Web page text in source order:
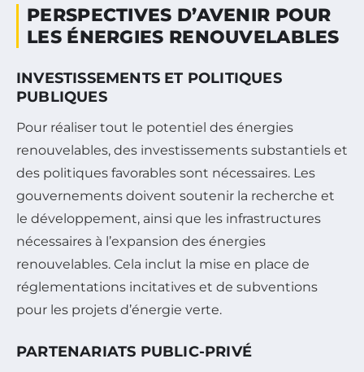
PERSPECTIVES D’AVENIR POUR
LES ÉNERGIES RENOUVELABLES
INVESTISSEMENTS ET POLITIQUES
PUBLIQUES
Pour réaliser tout le potentiel des énergies
renouvelables, des investissements substantiels et
des politiques favorables sont nécessaires. Les
gouvernements doivent soutenir la recherche et
le développement, ainsi que les infrastructures
nécessaires à l’expansion des énergies
renouvelables. Cela inclut la mise en place de
réglementations incitatives et de subventions
pour les projets d’énergie verte.
PARTENARIATS PUBLIC-PRIVÉ